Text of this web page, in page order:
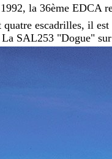
la 36ème EDCA
quatre escadrilles, il
La SAL253 "Dogue"